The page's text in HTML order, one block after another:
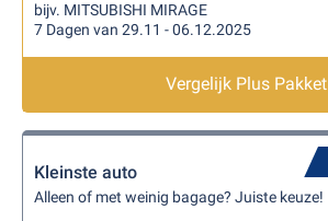
bijv. MITSUBISHI MIRAGE
7 Dagen van 29.11 - 06.12.2025
Vergelijk Plus Pakket
Kleinste auto
Alleen of met weinig bagage? Juiste keuze!